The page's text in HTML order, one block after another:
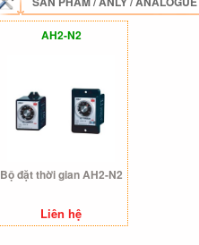
AH2-N2
Bộ đặt thời gian AH2-N2
Liên hệ